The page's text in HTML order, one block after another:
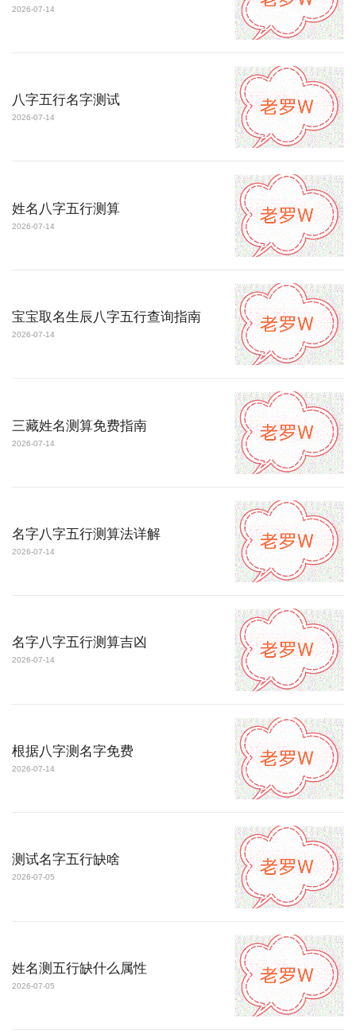
2026-07-14
八字五行名字测试
2026-07-14
姓名八字五行测算
2026-07-14
宝宝取名生辰八字五行查询指南
2026-07-14
三藏姓名测算免费指南
2026-07-14
名字八字五行测算法详解
2026-07-14
名字八字五行测算吉凶
2026-07-14
根据八字测名字免费
2026-07-14
测试名字五行缺啥
2026-07-05
姓名测五行缺什么属性
2026-07-05